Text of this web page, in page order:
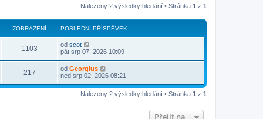
Nalezeny 2 výsledky hledání • Stránka 1 z 1
ZOBRAZENÍ POSLEDNÍ PŘÍSPĚVEK
1103 od scot
pát srp 07, 2026 10:09
217 od Georgius
ned srp 02, 2026 08:21
Nalezeny 2 výsledky hledání • Stránka 1 z 1
Přejít na